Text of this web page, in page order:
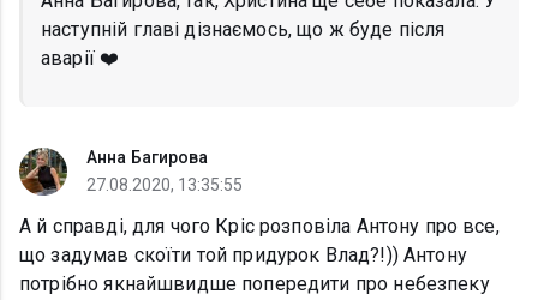
наступній главі дізнаємось, що ж буде після
аварії ❤️
Анна Багирова
27.08.2020, 13:35:55
А й справді, для чого Кріс розповіла Антону про все,
що задумав скоїти той придурок Влад?!)) Антону
потрібно якнайшвидше попередити про небезпеку